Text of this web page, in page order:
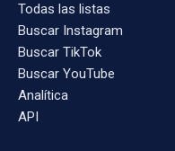
Todas las listas
Buscar Instagram
Buscar TikTok
Buscar YouTube
Analítica
API